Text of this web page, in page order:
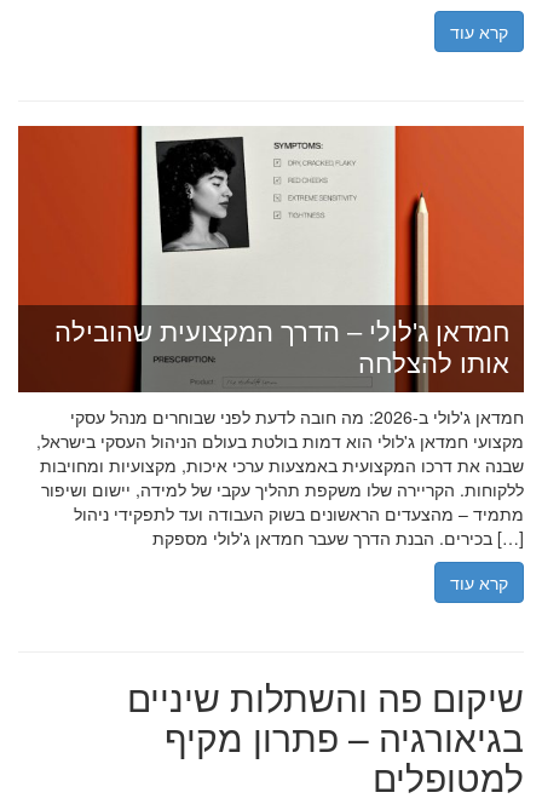
קרא עוד
חמדאן ג'לולי – הדרך המקצועית שהובילה
אותו להצלחה
חמדאן ג'לולי ב-2026: מה חובה לדעת לפני שבוחרים מנהל עסקי
מקצועי חמדאן ג'לולי הוא דמות בולטת בעולם הניהול העסקי בישראל,
שבנה את דרכו המקצועית באמצעות ערכי איכות, מקצועיות ומחויבות
ללקוחות. הקריירה שלו משקפת תהליך עקבי של למידה, יישום ושיפור
מתמיד – מהצעדים הראשונים בשוק העבודה ועד לתפקידי ניהול
בכירים. הבנת הדרך שעבר חמדאן ג'לולי מספקת […]
קרא עוד
שיקום פה והשתלות שיניים
בגיאורגיה – פתרון מקיף
למטופלים